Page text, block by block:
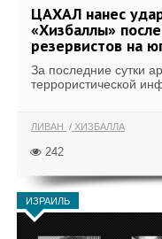
ЦАХАЛ нанес
«Хизбаллы»
резервистов на
За последние сутки
террористической
ЛИВАН ХИЗБАЛЛА
242
ИЗРАИЛЬ